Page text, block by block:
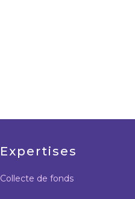
Expertises
Collecte de fonds